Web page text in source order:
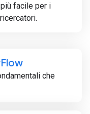
facile per i
Flow
che